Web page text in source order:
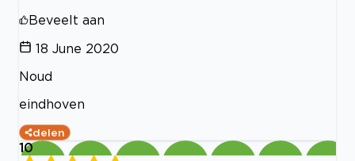
Beveelt aan
18 June 2020
Noud
eindhoven
delen
10